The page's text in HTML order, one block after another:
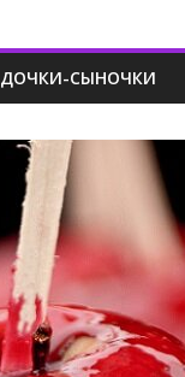
ДОЧКИ-СЫНОЧКИ